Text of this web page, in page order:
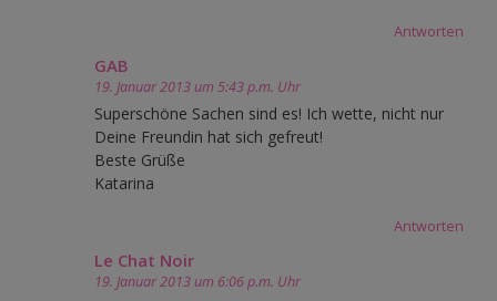
Antworten
GAB
19. Januar 2013 um 5:43 p.m. Uhr
Superschöne Sachen sind es! Ich wette, nicht nur
Deine Freundin hat sich gefreut!
Beste Grüße
Katarina
Antworten
Le Chat Noir
19. Januar 2013 um 6:06 p.m. Uhr